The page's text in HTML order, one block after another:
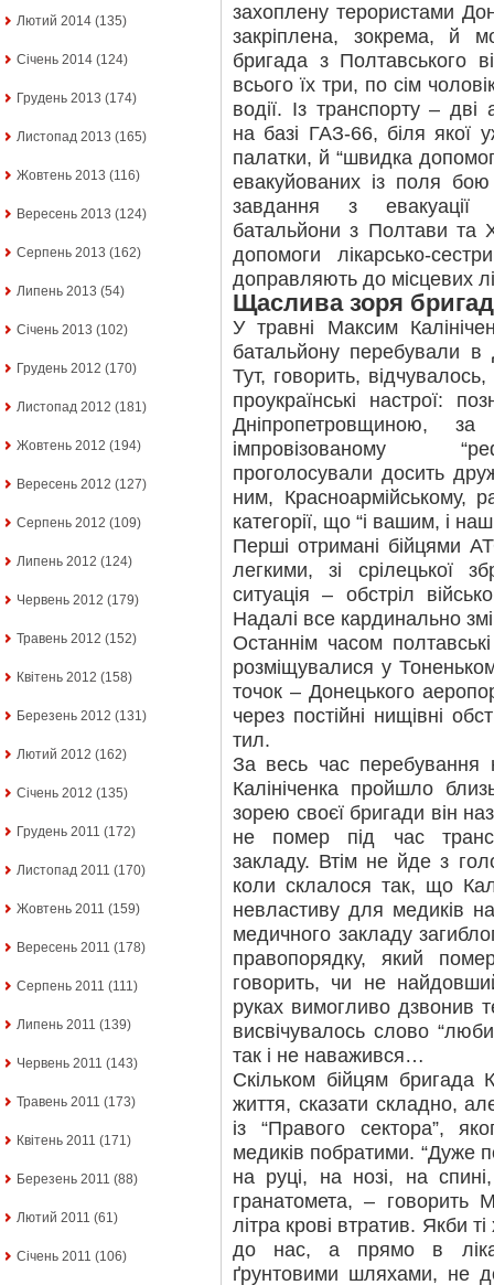
Лютий 2014 (135)
Січень 2014 (124)
Грудень 2013 (174)
Листопад 2013 (165)
Жовтень 2013 (116)
Вересень 2013 (124)
Серпень 2013 (162)
Липень 2013 (54)
Січень 2013 (102)
Грудень 2012 (170)
Листопад 2012 (181)
Жовтень 2012 (194)
Вересень 2012 (127)
Серпень 2012 (109)
Липень 2012 (124)
Червень 2012 (179)
Травень 2012 (152)
Квітень 2012 (158)
Березень 2012 (131)
Лютий 2012 (162)
Січень 2012 (135)
Грудень 2011 (172)
Листопад 2011 (170)
Жовтень 2011 (159)
Вересень 2011 (178)
Серпень 2011 (111)
Липень 2011 (139)
Червень 2011 (143)
Травень 2011 (173)
Квітень 2011 (171)
Березень 2011 (88)
Лютий 2011 (61)
Січень 2011 (106)
захоплену терористами
закріплена, зокрема, й
бригада з Полтавського
всього їх три, по сім
водії. Із транспорту – дві
на базі ГАЗ-66, біля якої
палатки, й “швидка
евакуйованих із поля
завдання з евакуації
батальйони з Полтави та
допомоги лікарсько-
доправляють до місцевих
Щаслива зоря
У травні Максим
батальйону перебували в
Тут, говорить,
проукраїнські настрої:
Дніпропетровщиною,
імпровізованому
проголосували досить
ним, Красноармійському,
категорії, що “і вашим, і
Перші отримані бійцями
легкими, зі срілецької
ситуація – обстріл
Надалі все кардинально
Останнім часом
розміщувалися у
точок – Донецького
через постійні нищівні
тил.
За весь час перебування
Калініченка пройшло
зорею своєї бригади він
не помер під час
закладу. Втім не йде з
коли склалося так, що
невластиву для медиків
медичного закладу
правопорядку, який
говорить, чи не
руках вимогливо дзвонив
висвічувалось слово
так і не наважився…
Скільком бійцям бригада
життя, сказати складно,
із “Правого сектора”,
медиків побратими. “Дуже
на руці, на нозі, на
гранатомета, – говорить
літра крові втратив. Якби
до нас, а прямо в
ґрунтовими шляхами, не